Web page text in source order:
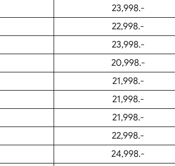
23,998.-
22,998.-
23,998.-
20,998.-
21,998.-
21,998.-
21,998.-
22,998.-
24,998.-